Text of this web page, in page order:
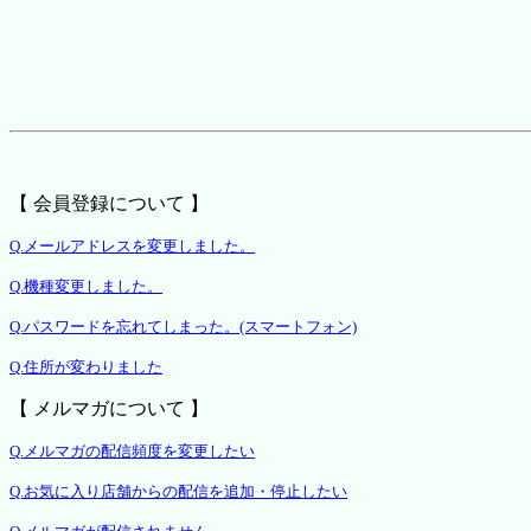
【 会員登録について 】
Q.メールアドレスを変更しました。
Q.機種変更しました。
Q.パスワードを忘れてしまった。(スマートフォン)
Q.住所が変わりました
【 メルマガについて 】
Q.メルマガの配信頻度を変更したい
Q.お気に入り店舗からの配信を追加・停止したい